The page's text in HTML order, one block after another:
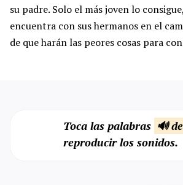
su padre. Solo el más joven lo
encuentra con sus hermanos en el
de que harán las peores cosas para
Toca las palabras 🔊
reproducir los sonidos.